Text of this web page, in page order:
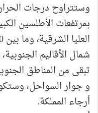
بمرتفعات الأطلسين
تبقى من المناطق
أرجاء المملكة.